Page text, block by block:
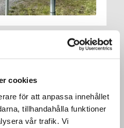
cookies
för att anpassa innehållet
tillhandahålla funktioner
vår trafik. Vi
parkkirina neqanûnî de, dibe
were dayîn.
derketinê digire dikare